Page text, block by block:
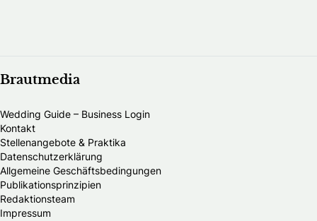
Brautmedia
Wedding Guide – Business Login
Kontakt
Stellenangebote & Praktika
Datenschutzerklärung
Allgemeine Geschäftsbedingungen
Publikationsprinzipien
Redaktionsteam
Impressum